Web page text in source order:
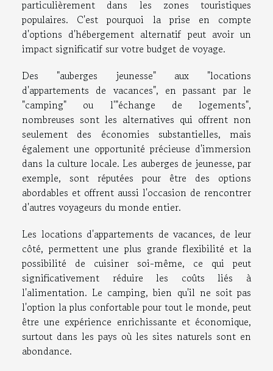
particulièrement dans les zones touristiques
populaires. C'est pourquoi la prise en compte
d'options d'hébergement alternatif peut avoir un
impact significatif sur votre budget de voyage.
Des "auberges jeunesse" aux "locations
d'appartements de vacances", en passant par le
"camping" ou l'"échange de logements",
nombreuses sont les alternatives qui offrent non
seulement des économies substantielles, mais
également une opportunité précieuse d'immersion
dans la culture locale. Les auberges de jeunesse, par
exemple, sont réputées pour être des options
abordables et offrent aussi l'occasion de rencontrer
d'autres voyageurs du monde entier.
Les locations d'appartements de vacances, de leur
côté, permettent une plus grande flexibilité et la
possibilité de cuisiner soi-même, ce qui peut
significativement réduire les coûts liés à
l'alimentation. Le camping, bien qu'il ne soit pas
l'option la plus confortable pour tout le monde, peut
être une expérience enrichissante et économique,
surtout dans les pays où les sites naturels sont en
abondance.